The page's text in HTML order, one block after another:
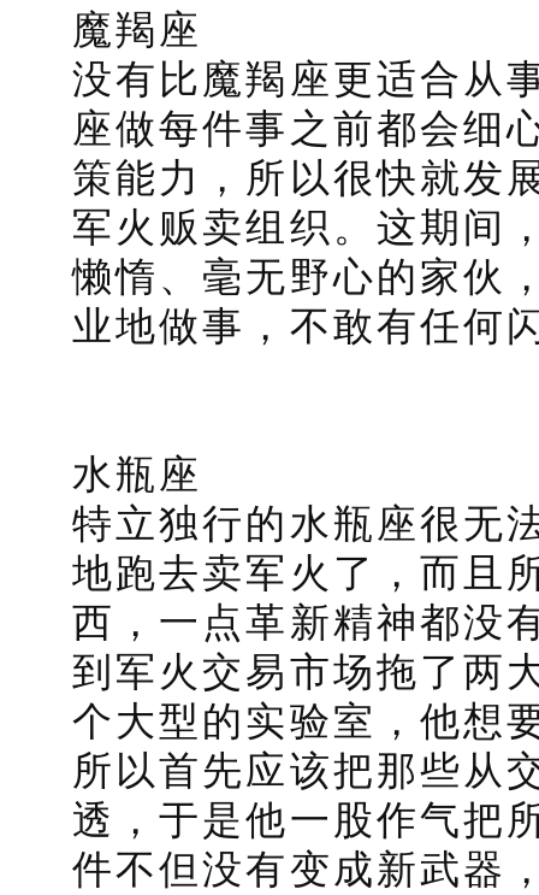
魔羯座
没有比魔羯座更适合从
座做每件事之前都会细
策能力，所以很快就发
军火贩卖组织。这期间
懒惰、毫无野心的家伙
业地做事，不敢有任
水瓶座
特立独行的水瓶座很无
地跑去卖军火了，而且
西，一点革新精神都没
到军火交易市场拖了两
个大型的实验室，他想
所以首先应该把那些从
透，于是他一股作气
件不但没有变成新武器